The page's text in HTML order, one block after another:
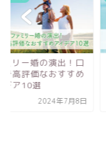
ミリー婚のプロフィ
ムービー！構成のア
アを紹介
2024年7月10日